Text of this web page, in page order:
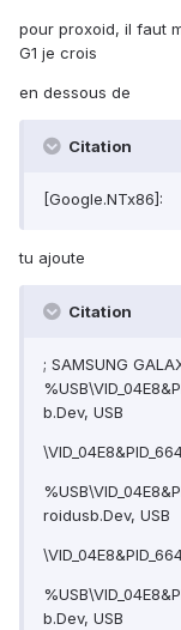
pour proxoid, il faut
G1 je crois
en dessous de
Citation
[Google.NTx86]:
tu ajoute
Citation
; SAMSUNG
b.Dev, USB
roidusb.Dev, USB
b.Dev, USB